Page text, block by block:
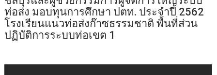
ท่อส่ง มอบทุนการศึกษา ปตท. ประจำปี 2562
โรงเรียนแนวท่อส่งก๊าซธรรมชาติ พื้นที่ส่วน
ปฏิบัติการระบบท่อเขต 1